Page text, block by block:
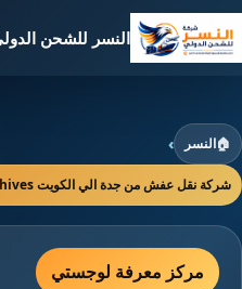
النسر للشحن
🏠النسر ›
شركة نقل عفش من جدة الي الكويت Archives - النسر للشحن الدولي
مركز معرفة لوجستي